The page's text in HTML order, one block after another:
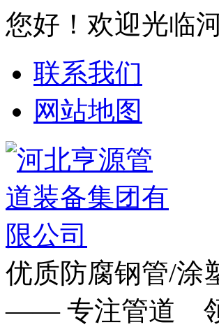
您好！欢迎光临
联系我们
网站地图
优质防腐钢管/涂
—— 专注管道